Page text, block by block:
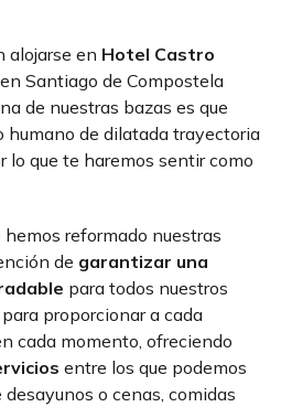
alojarse en Hotel Castro
Santiago de Compostela
de nuestras bazas es que
humano de dilatada trayectoria
lo que te haremos sentir como
reformado nuestras
de garantizar una
para todos nuestros
proporcionar a cada
cada momento, ofreciendo
entre los que podemos
o cenas, comidas